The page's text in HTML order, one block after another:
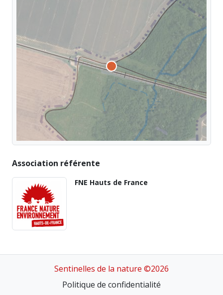
Association référente
FNE Hauts de France
Sentinelles de la nature ©2026
Politique de confidentialité